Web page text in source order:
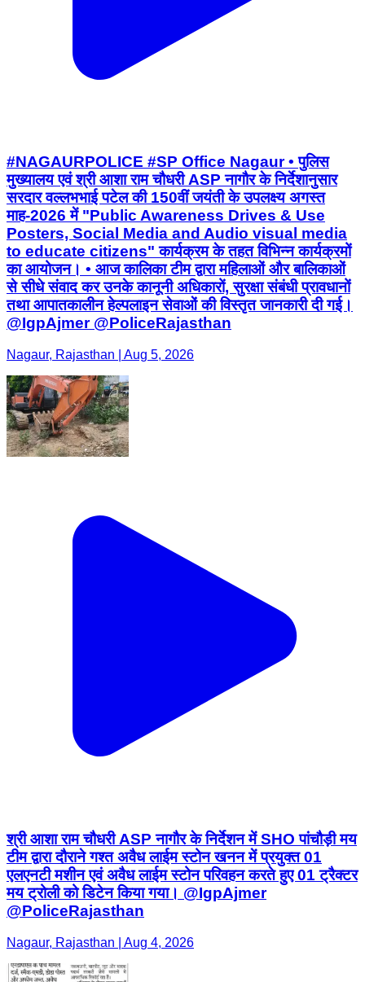
#NAGAURPOLICE #SP Office Nagaur • पुलिस
मुख्यालय एवं श्री आशा राम चौधरी ASP नागौर के निर्देशानुसार
सरदार वल्लभभाई पटेल की 150वीं जयंती के उपलक्ष्य अगस्त
माह-2026 में "Public Awareness Drives & Use
Posters, Social Media and Audio visual media
to educate citizens" कार्यक्रम के तहत विभिन्न कार्यक्रमों
का आयोजन। • आज कालिका टीम द्वारा महिलाओं और बालिकाओं
से सीधे संवाद कर उनके कानूनी अधिकारों, सुरक्षा संबंधी प्रावधानों
तथा आपातकालीन हेल्पलाइन सेवाओं की विस्तृत जानकारी दी गई।
@IgpAjmer @PoliceRajasthan
Nagaur, Rajasthan | Aug 5, 2026
श्री आशा राम चौधरी ASP नागौर के निर्देशन में SHO पांचौड़ी मय
टीम द्वारा दौराने गश्त अवैध लाईम स्टोन खनन में प्रयुक्त 01
एलएनटी मशीन एवं अवैध लाईम स्टोन परिवहन करते हुए 01 ट्रैक्टर
मय ट्रोली को डिटेन किया गया। @IgpAjmer
@PoliceRajasthan
Nagaur, Rajasthan | Aug 4, 2026